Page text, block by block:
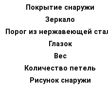
Покрытие снаружи
Зеркало
Порог из нержавеющей
Глазок
Вес
Количество петель
Рисунок снаружи